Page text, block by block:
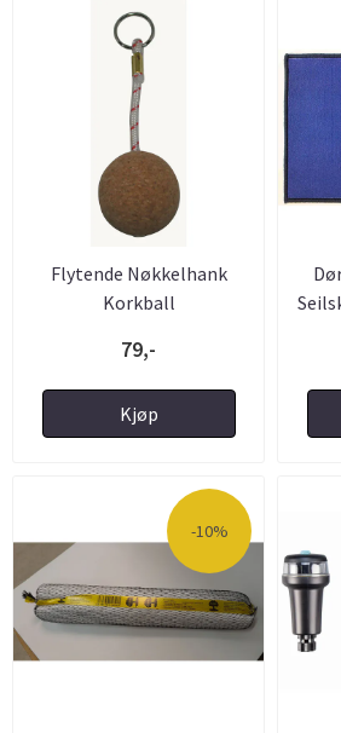
Flytende Nøkkelhank
Korkball
79,-
Kjøp
-10%